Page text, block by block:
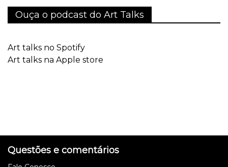
Ouça o podcast do Art Talks
Art talks no Spotify
Art talks na Apple store
Questões e comentários